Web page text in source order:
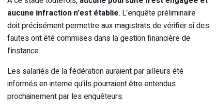
aucune infraction n’est établie. L’enquête préliminaire
doit précisément permettre aux magistrats de vérifier si des
fautes ont été commises dans la gestion financière de
l’instance.
Les salariés de la fédération auraient par ailleurs été
informés en interne qu’ils pourraient être entendus
prochainement par les enquêteurs.